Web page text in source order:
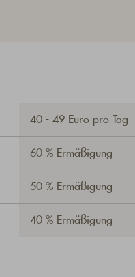
40 - 49 Euro pro Tag
60 % Ermäßigung
50 % Ermäßigung
40 % Ermäßigung